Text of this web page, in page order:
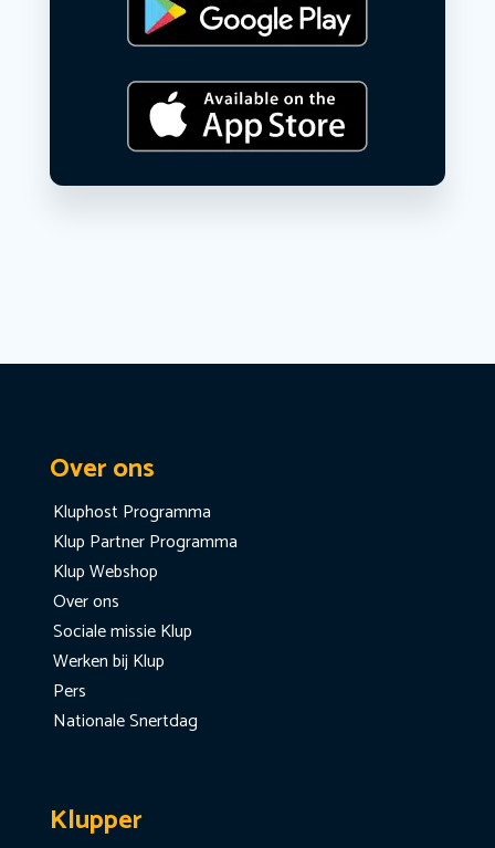
Over ons
Kluphost Programma
Klup Partner Programma
Klup Webshop
Over ons
Sociale missie Klup
Werken bij Klup
Pers
Nationale Snertdag
Klupper